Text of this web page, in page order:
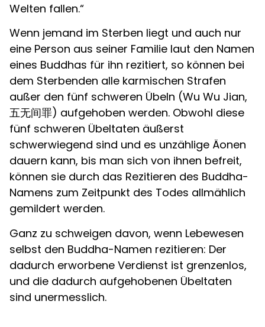
Welten fallen.“
Wenn jemand im Sterben liegt und auch nur
eine Person aus seiner Familie laut den Namen
eines Buddhas für ihn rezitiert, so können bei
dem Sterbenden alle karmischen Strafen
außer den fünf schweren Übeln (Wu Wu Jian,
五无间罪) aufgehoben werden. Obwohl diese
fünf schweren Übeltaten äußerst
schwerwiegend sind und es unzählige Äonen
dauern kann, bis man sich von ihnen befreit,
können sie durch das Rezitieren des Buddha-
Namens zum Zeitpunkt des Todes allmählich
gemildert werden.
Ganz zu schweigen davon, wenn Lebewesen
selbst den Buddha-Namen rezitieren: Der
dadurch erworbene Verdienst ist grenzenlos,
und die dadurch aufgehobenen Übeltaten
sind unermesslich.